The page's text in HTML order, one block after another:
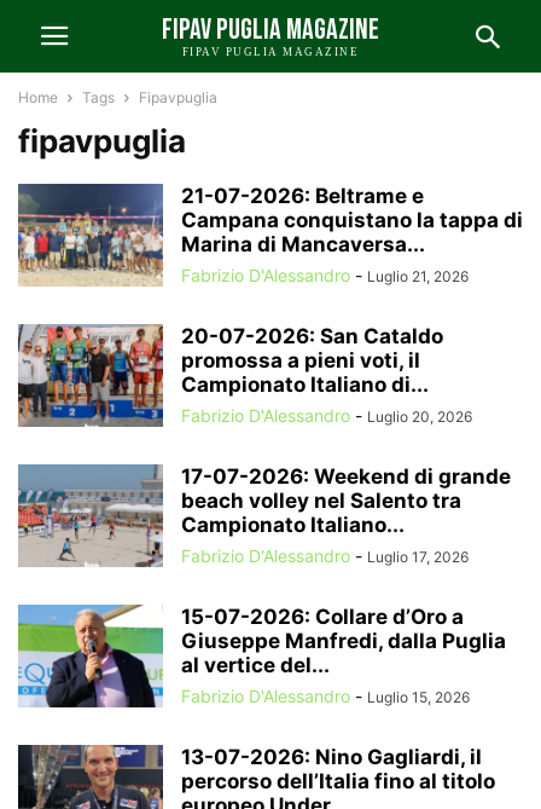
FIPAV PUGLIA MAGAZINE
FIPAV PUGLIA MAGAZINE
Home Tags Fipavpuglia
fipavpuglia
21-07-2026: Beltrame e
Campana conquistano la tappa di
Marina di Mancaversa...
Fabrizio D'Alessandro - Luglio 21, 2026
20-07-2026: San Cataldo
promossa a pieni voti, il
Campionato Italiano di...
Fabrizio D'Alessandro - Luglio 20, 2026
17-07-2026: Weekend di grande
beach volley nel Salento tra
Campionato Italiano...
Fabrizio D'Alessandro - Luglio 17, 2026
15-07-2026: Collare d’Oro a
Giuseppe Manfredi, dalla Puglia
al vertice del...
Fabrizio D'Alessandro - Luglio 15, 2026
13-07-2026: Nino Gagliardi, il
percorso dell’Italia fino al titolo